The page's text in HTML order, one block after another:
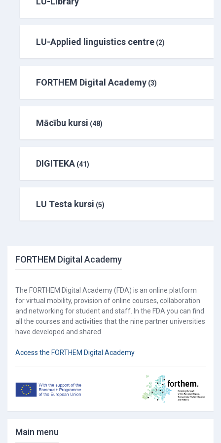
LU-Applied linguistics centre (2)
FORTHEM Digital Academy (3)
Mācību kursi (48)
DIGITEKA (41)
LU Testa kursi (5)
Blocks
FORTHEM Digital Academy
The FORTHEM Digital Academy (FDA) is an online platform
for virtual mobility, provision of online courses, collaboration
and networking for student and staff. In the FDA you can find
all the courses and activities that the nine partner universities
have developed and shared.
Access the FORTHEM Digital Academy
Main menu